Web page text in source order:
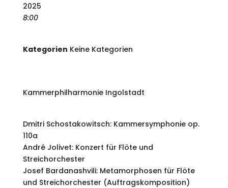
2025
8:00
Kategorien Keine Kategorien
Kammerphilharmonie Ingolstadt
Dmitri Schostakowitsch: Kammersymphonie op.
110a
André Jolivet: Konzert für Flöte und
Streichorchester
Josef Bardanashvili: Metamorphosen für Flöte
und Streichorchester (Auftragskomposition)